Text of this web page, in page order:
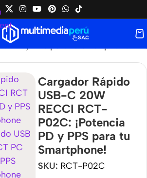
PD y PPS para tu Smartphone!
Cargador Rápido
USB-C 20W
RECCI RCT-
P02C: ¡Potencia
PD y PPS para tu
Smartphone!
SKU: RCT-P02C